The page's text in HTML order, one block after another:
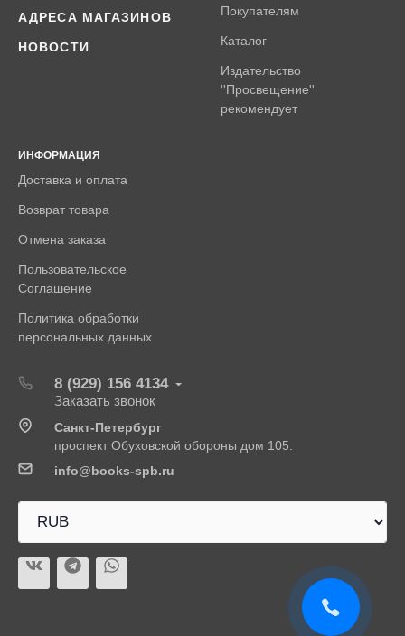
АДРЕСА МАГАЗИНОВ
НОВОСТИ
Покупателям
Каталог
Издательство
''Просвещение''
рекомендует
ИНФОРМАЦИЯ
Доставка и оплата
Возврат товара
Отмена заказа
Пользовательское
Соглашение
Политика обработки
персональных данных
8 (929) 156 4134
Заказать звонок
Санкт-Петербург
проспект Обуховской обороны дом 105.
info@books-spb.ru